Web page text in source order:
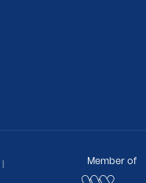
Member of